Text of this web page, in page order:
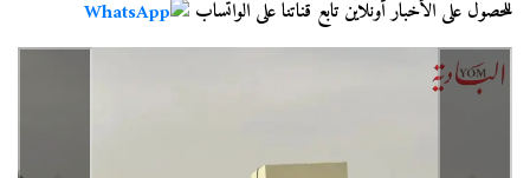
للحصول على الأخبار أونلاين تابع قناتنا على الواتساب